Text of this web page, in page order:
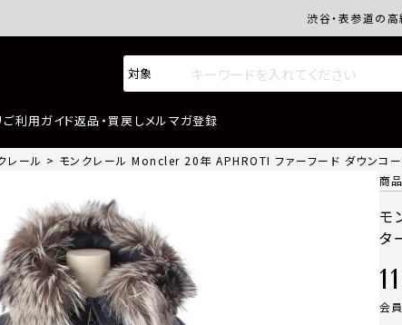
渋谷・表参道の
ご利用ガイド返品・買戻しメルマガ登録
レール モンクレール Moncler 20年 APHROTI ファーフード ダウンコ
商
モ
タ
会